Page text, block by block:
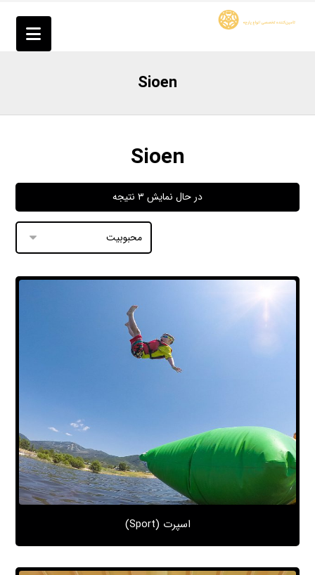
Sioen
Sioen
در حال نمایش ۳ نتیجه
اسپرت (Sport)